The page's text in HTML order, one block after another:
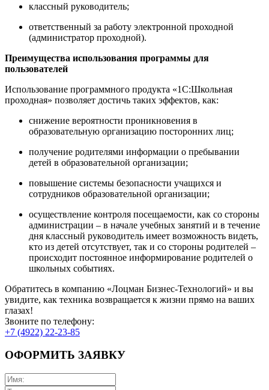
классный руководитель;
ответственный за работу электронной проходной
(администратор проходной).
Преимущества использования программы для
пользователей
Использование программного продукта «1С:Школьная
проходная» позволяет достичь таких эффектов, как:
снижение вероятности проникновения в
образовательную организацию посторонних лиц;
получение родителями информации о пребывании
детей в образовательной организации;
повышение системы безопасности учащихся и
сотрудников образовательной организации;
осуществление контроля посещаемости, как со стороны
администрации – в начале учебных занятий и в течение
дня классный руководитель имеет возможность видеть,
кто из детей отсутствует, так и со стороны родителей –
происходит постоянное информирование родителей о
школьных событиях.
Обратитесь в компанию «Лоцман Бизнес-Технологий» и вы
увидите, как техника возвращается к жизни прямо на ваших
глазах!
Звоните по телефону:
+7 (4922) 22-23-85
ОФОРМИТЬ ЗАЯВКУ